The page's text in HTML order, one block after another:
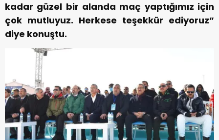
kadar güzel bir alanda maç yaptığımız için
çok mutluyuz. Herkese teşekkür ediyoruz”
diye konuştu.